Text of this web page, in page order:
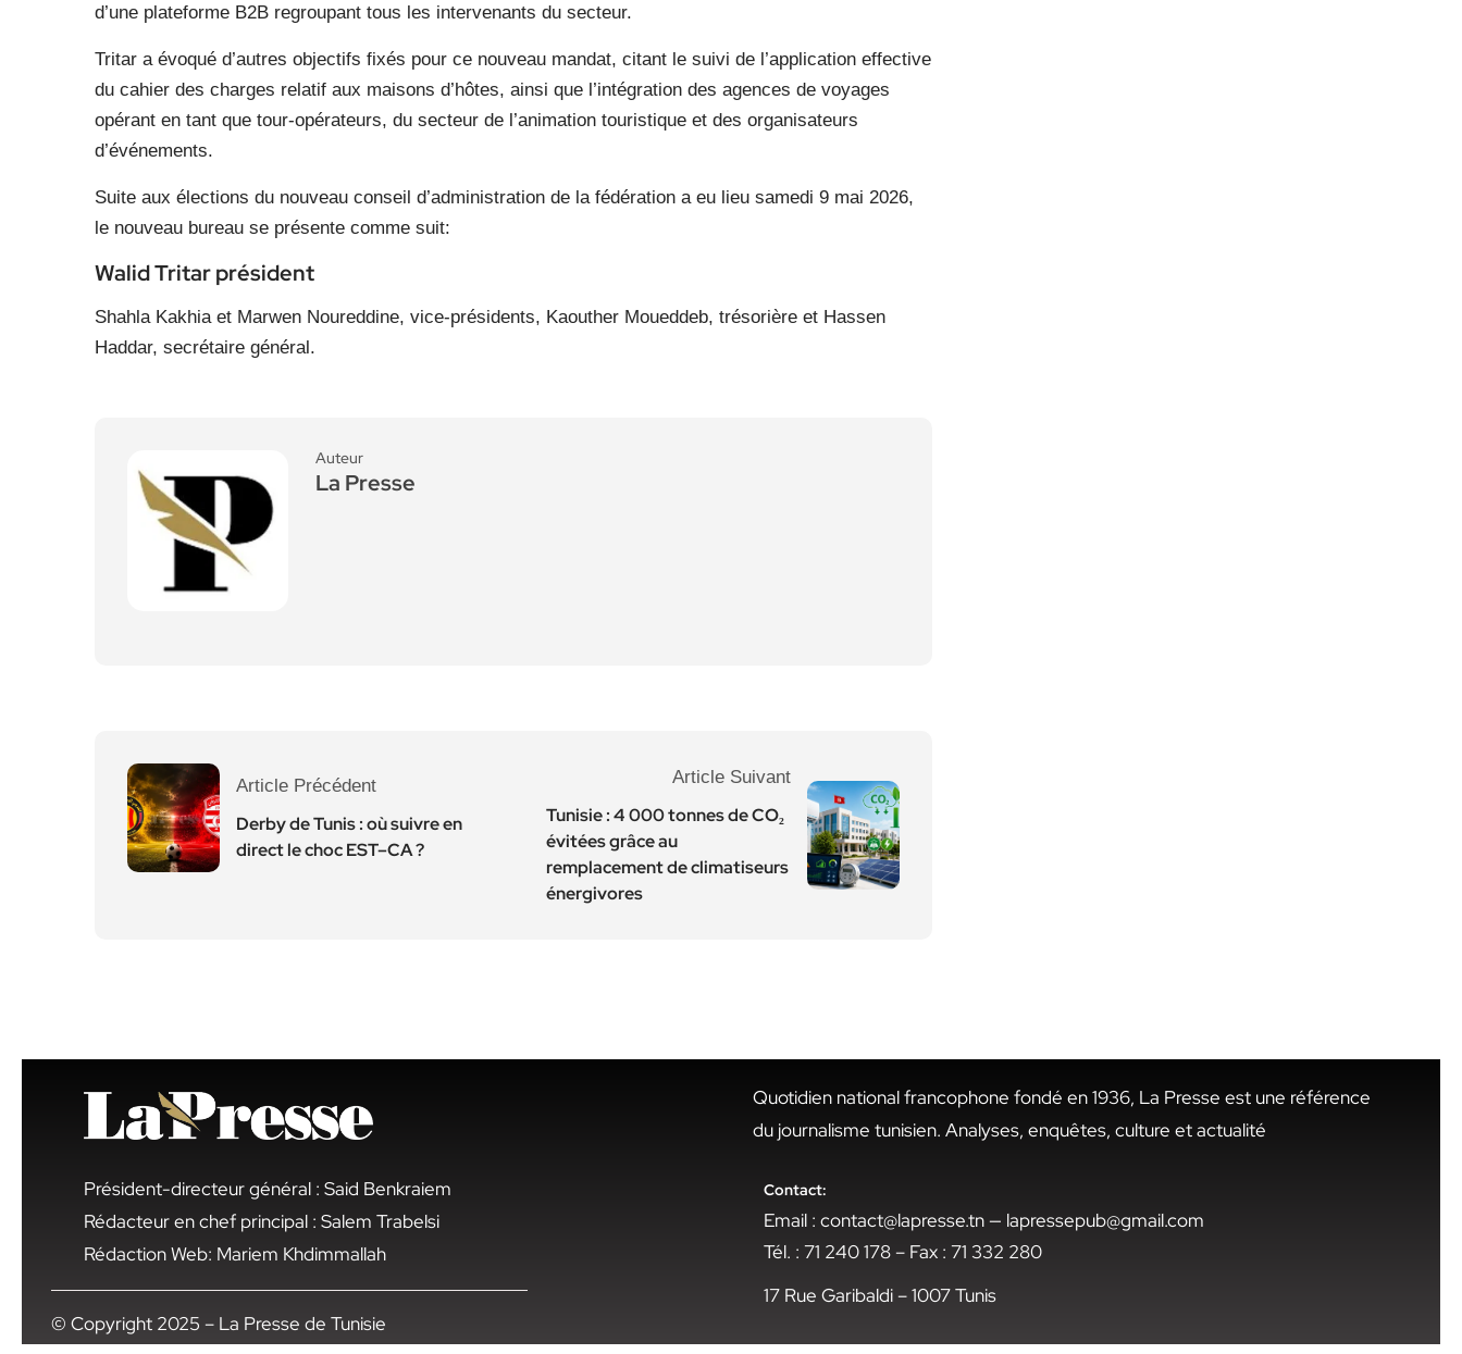
d’une plateforme B2B regroupant tous les intervenants du secteur.
Tritar a évoqué d’autres objectifs fixés pour ce nouveau mandat, citant le suivi de l’application effective
du cahier des charges relatif aux maisons d’hôtes, ainsi que l’intégration des agences de voyages
opérant en tant que tour-opérateurs, du secteur de l’animation touristique et des organisateurs
d’événements.
Suite aux élections du nouvea​​​u conseil d’administration de la fédération a eu lieu samedi 9 mai 2026,
le nouveau bureau se présente comme suit:
Walid Tritar président
Shahla Kakhia et Marwen Noureddine, vice-présidents, Kaouther Moueddeb, trésorière et Hassen
Haddar, secrétaire général.
Auteur
La Presse
Article Précédent
Derby de Tunis : où suivre en
direct le choc EST–CA ?
Article Suivant
Tunisie : 4 000 tonnes de CO₂
évitées grâce au
remplacement de climatiseurs
énergivores
Président-directeur général : Said Benkraiem
Rédacteur en chef principal : Salem Trabelsi
Rédaction Web: Mariem Khdimmallah
© Copyright 2025 – La Presse de Tunisie
Quotidien national francophone fondé en 1936, La Presse est une référence
du journalisme tunisien. Analyses, enquêtes, culture et actualité
Contact:
Email : contact@lapresse.tn — lapressepub@gmail.com
Tél. : 71 240 178 – Fax : 71 332 280
17 Rue Garibaldi – 1007 Tunis